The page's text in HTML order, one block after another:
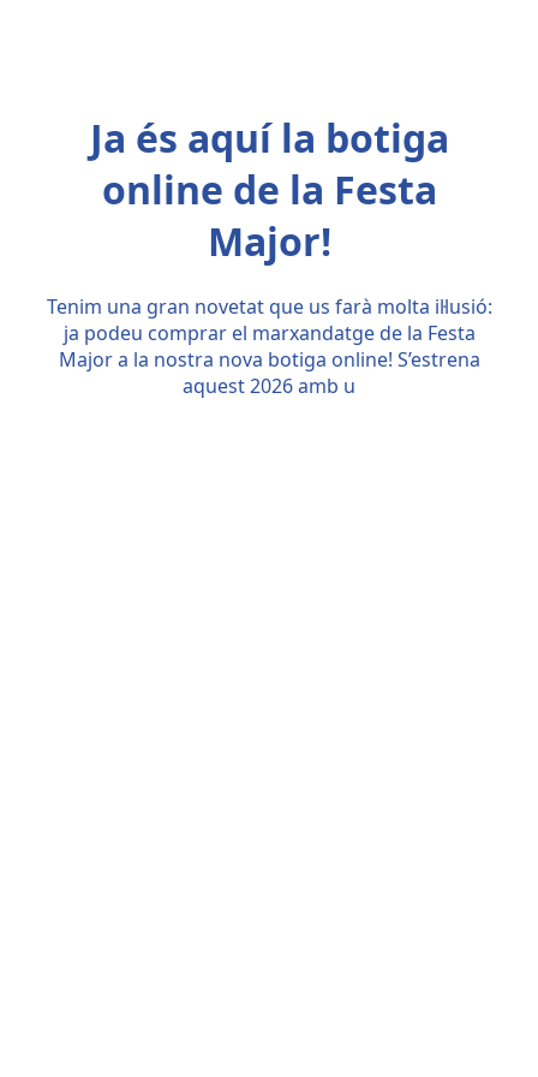
Ja és aquí la botiga
online de la Festa
Major!
Tenim una gran novetat que us farà molta il·lusió:
ja podeu comprar el marxandatge de la Festa
Major a la nostra nova botiga online! S’estrena
aquest 2026 amb u